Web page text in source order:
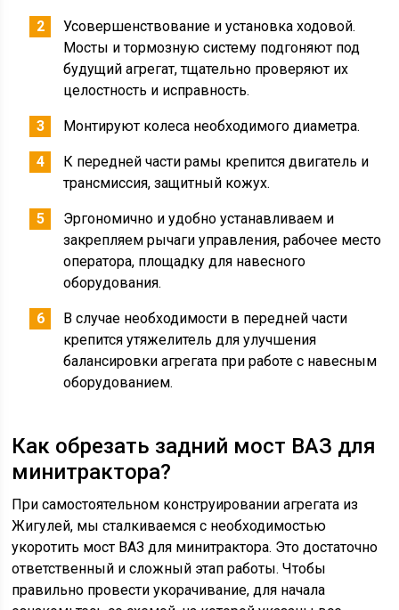
Усовершенствование и установка ходовой.
Мосты и тормозную систему подгоняют под
будущий агрегат, тщательно проверяют их
целостность и исправность.
Монтируют колеса необходимого диаметра.
К передней части рамы крепится двигатель и
трансмиссия, защитный кожух.
Эргономично и удобно устанавливаем и
закрепляем рычаги управления, рабочее место
оператора, площадку для навесного
оборудования.
В случае необходимости в передней части
крепится утяжелитель для улучшения
балансировки агрегата при работе с навесным
оборудованием.
Как обрезать задний мост ВАЗ для
минитрактора?
При самостоятельном конструировании агрегата из
Жигулей, мы сталкиваемся с необходимостью
укоротить мост ВАЗ для минитрактора. Это достаточно
ответственный и сложный этап работы. Чтобы
правильно провести укорачивание, для начала